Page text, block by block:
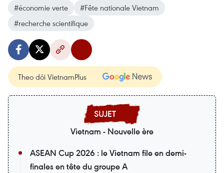
#économie verte
#Fête nationale Vietnam
#recherche scientifique
Theo dõi VietnamPlus
Vietnam - Nouvelle ère
ASEAN Cup 2026 : le Vietnam file en demi-
finales en tête du groupe A